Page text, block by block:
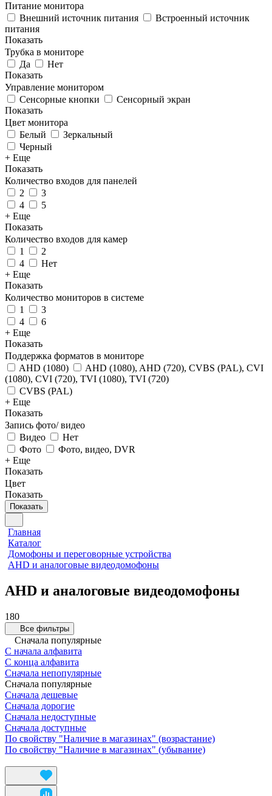
Питание монитора
Внешний источник питания
Встроенный источник
питания
Показать
Трубка в мониторе
Да
Нет
Показать
Управление монитором
Сенсорные кнопки
Сенсорный экран
Показать
Цвет монитора
Белый
Зеркальный
Черный
+ Еще
Показать
Количество входов для панелей
2
3
4
5
+ Еще
Показать
Количество входов для камер
1
2
4
Нет
+ Еще
Показать
Количество мониторов в системе
1
3
4
6
+ Еще
Показать
Поддержка форматов в мониторе
AHD (1080)
AHD (1080), AHD (720), CVBS (PAL), CVI
(1080), CVI (720), TVI (1080), TVI (720)
CVBS (PAL)
+ Еще
Показать
Запись фото/ видео
Видео
Нет
Фото
Фото, видео, DVR
+ Еще
Показать
Цвет
Показать
Показать
Главная
Каталог
Домофоны и переговорные устройства
AHD и аналоговые видеодомофоны
AHD и аналоговые видеодомофоны
180
Все фильтры
Сначала популярные
С начала алфавита
С конца алфавита
Сначала непопулярные
Сначала популярные
Сначала дешевые
Сначала дорогие
Сначала недоступные
Сначала доступные
По свойству "Наличие в магазинах" (возрастание)
По свойству "Наличие в магазинах" (убывание)